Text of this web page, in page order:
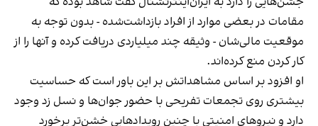
مقامات در بعضی موارد از افراد بازداشت‌‌شده - بدون توجه به
موقعیت مالی‌شان - وثیقه چند میلیاردی دریافت کرده و آنها را از
کار کردن منع کرده‌اند.
او افزود بر اساس مشاهداتش بر این باور است که حساسیت
بیشتری روی تجمعات تفریحی با حضور جوان‌ها و نسل زد وجود
دارد و نیروهای امنیتی با چنین رویدادهایی خشن‌تر برخورد